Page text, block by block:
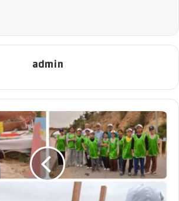
Benhamdisse devient le QG de la
ligne, happés, subjugués par la Pr.
a livré le message choc : l’écologie, c’est
contagieuse où la curiosité des élèves a
de carnaval. L’avenir se construit
d’une jeunesse en état d’alerte
souffle : science, institutions et jeunesse
une confiance absolue et un
admin